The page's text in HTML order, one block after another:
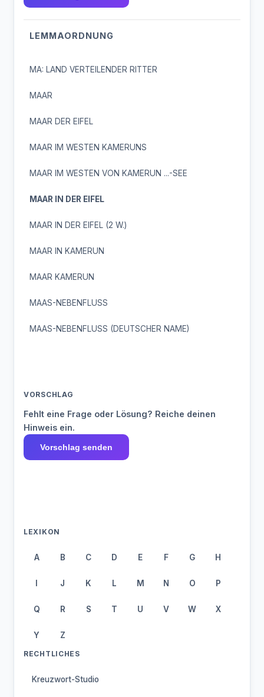
LEMMAORDNUNG
MA: LAND VERTEILENDER RITTER
MAAR
MAAR DER EIFEL
MAAR IM WESTEN KAMERUNS
MAAR IM WESTEN VON KAMERUN ...-SEE
MAAR IN DER EIFEL
MAAR IN DER EIFEL (2 W.)
MAAR IN KAMERUN
MAAR KAMERUN
MAAS-NEBENFLUSS
MAAS-NEBENFLUSS (DEUTSCHER NAME)
VORSCHLAG
Fehlt eine Frage oder Lösung? Reiche deinen
Hinweis ein.
Vorschlag senden
LEXIKON
A B C D E F G H
I J K L M N O P
Q R S T U V W X
Y Z
RECHTLICHES
Kreuzwort-Studio